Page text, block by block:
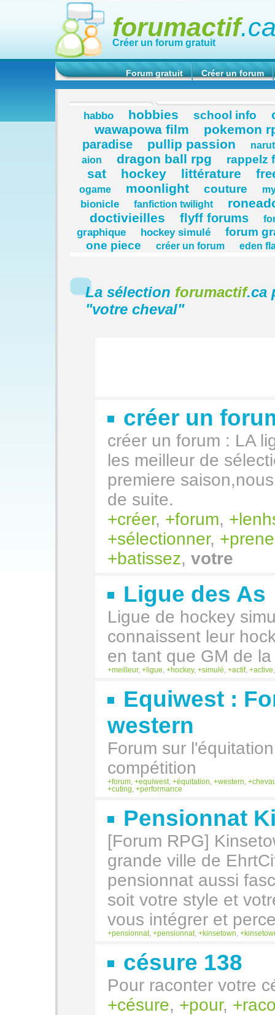
forumactif
Créer un forum gratuit
Forum gratuit Créer un forum
habbo hobbies school info
wawapowa film
pokemon
paradise pullip passion
aion
dragon ball rpg rappelz
sat hockey littérature
ogame moonlight couture
bionicle fanfiction twilight
doctivieilles
flyff forums
graphique hockey simulé
forum
one piece
créer un forum eden
La sélection forumactif.ca
"votre cheval"
créer un
créer un forum : LA
les meilleur de
premiere
de suite.
créer, forum,
sélectionner,
batissez, votre
Ligue des As
Ligue de hockey
connaissent leur
en tant que GM de
meilleur, ligue hockey, simulé actif, active
Equiwest :
western
Forum sur
compétition
forum equiwest équitation western
cuting
performance
Pensionnat
[Forum RPG]
grande ville de
pensionnat aussi
soit votre style et
vous intégrer et
pensionnat pensionnat kinsetown
césure 138
Pour raconter votre
césure, pour,